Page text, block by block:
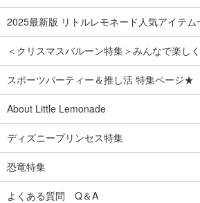
2025最新版 リトルレモネード人気アイテ
＜クリスマスバルーン特集＞みんなで楽し
スポーツパーティー＆推し活 特集ページ★
About Little Lemonade
ディズニープリンセス特集
恐竜特集
よくある質問 Q＆A